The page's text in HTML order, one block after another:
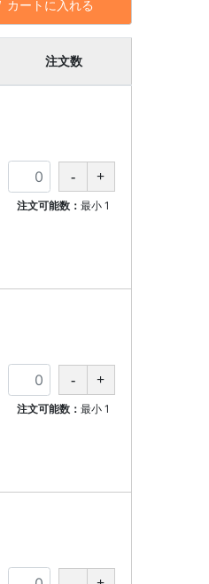
カートに入れる
注文数
注文可能数： 最小 1
注文可能数： 最小 1